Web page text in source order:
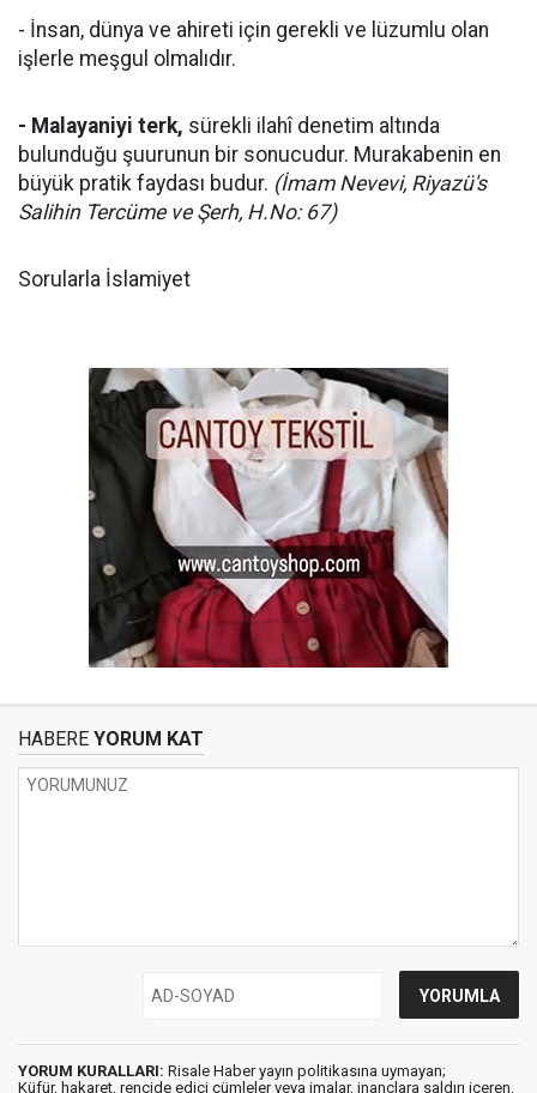
- İnsan, dünya ve ahireti için gerekli ve lüzumlu olan
işlerle meşgul olmalıdır.
- Malayaniyi terk, sürekli ilahî denetim altında
bulunduğu şuurunun bir sonucudur. Murakabenin en
büyük pratik faydası budur. (İmam Nevevi, Riyazü's
Salihin Tercüme ve Şerh, H.No: 67)
Sorularla İslamiyet
HABERE YORUM KAT
YORUM KURALLARI: Risale Haber yayın politikasına uymayan;
Küfür, hakaret, rencide edici cümleler veya imalar, inançlara saldırı içeren,